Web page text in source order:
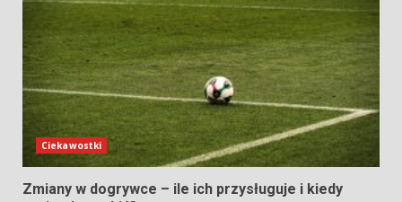
Ciekawostki
Zmiany w dogrywce – ile ich przysługuje i kiedy